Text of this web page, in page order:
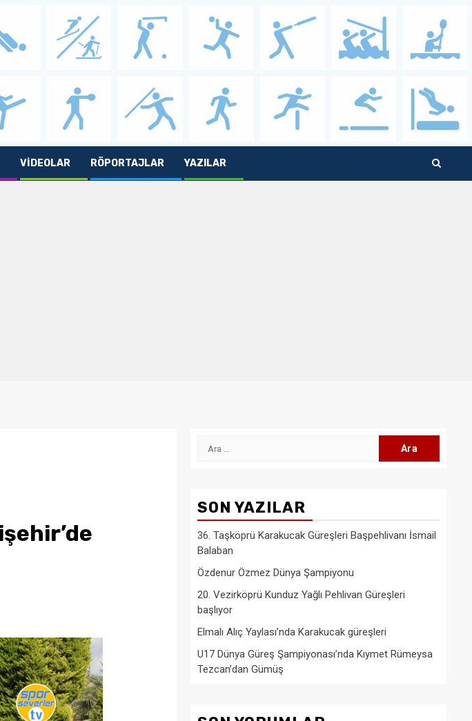
VIDEOLAR RÖPORTAJLAR YAZILAR
Arama:
SON YAZILAR
36. Taşköprü Karakucak Güreşleri Başpehlivanı İsmail
Balaban
Özdenur Özmez Dünya Şampiyonu
20. Vezirköprü Kunduz Yağlı Pehlivan Güreşleri
başlıyor
Elmalı Alıç Yaylası’nda Karakucak güreşleri
U17 Dünya Güreş Şampiyonası’nda Kıymet Rümeysa
Tezcan’dan Gümüş